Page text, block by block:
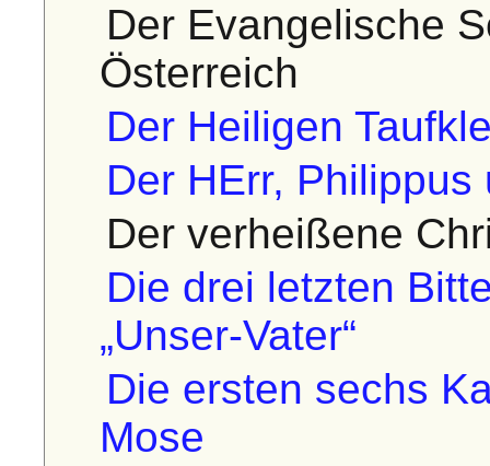
Der Evangelische
Österreich
Der Heiligen
Der HErr,
Der verheißene
Die drei letzten
„Unser-Vater“
Die ersten sechs
Mose